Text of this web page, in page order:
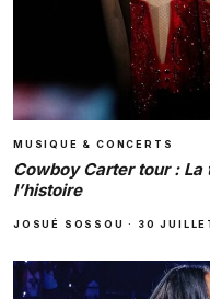
MUSIQUE & CONCERTS
Cowboy Carter tour :
l’histoire
JOSUÉ SOSSOU · 30